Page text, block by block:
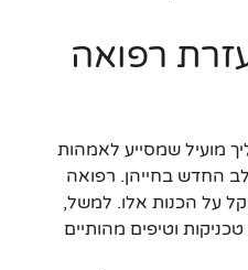
רפואה
מועיל שמסייע לאמהות
החדש בחייהן. רפואה
על הכנות אלו. למשל,
וטיפים מהותיים